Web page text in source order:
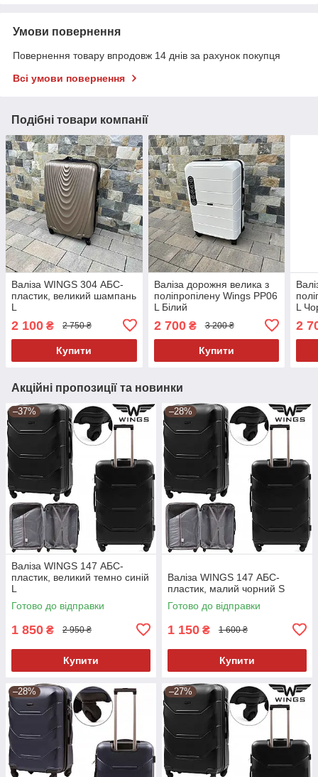
Умови повернення
Повернення товару впродовж 14 днів за рахунок покупця
Всі умови повернення
Подібні товари компанії
Валіза WINGS 304 АБС-
пластик, великий шампань
L
2 100 ₴ 2 750 ₴
Купити
Валіза дорожня велика з
поліпропілену Wings PP06
L Білий
2 700₴ 3 200 ₴
Купити
L
2
Акційні пропозиції та новинки
–37%
Валіза WINGS 147 АБС-
пластик, великий темно синій
L
Готово до відправки
1 850 ₴ 2 950 ₴
Купити
–28%
Валіза WINGS 147 АБС-
пластик, малий чорний S
Готово до відправки
1 150 ₴ 1 600 ₴
Купити
–28% –27%